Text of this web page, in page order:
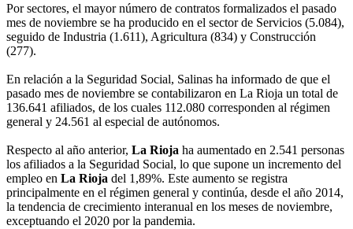
Por sectores, el mayor número de contratos formalizados el pasado
mes de noviembre se ha producido en el sector de Servicios (5.084),
seguido de Industria (1.611), Agricultura (834) y Construcción
(277).
En relación a la Seguridad Social, Salinas ha informado de que el
pasado mes de noviembre se contabilizaron en La Rioja un total de
136.641 afiliados, de los cuales 112.080 corresponden al régimen
general y 24.561 al especial de autónomos.
Respecto al año anterior, La Rioja ha aumentado en 2.541 personas
los afiliados a la Seguridad Social, lo que supone un incremento del
empleo en La Rioja del 1,89%. Este aumento se registra
principalmente en el régimen general y continúa, desde el año 2014,
la tendencia de crecimiento interanual en los meses de noviembre,
exceptuando el 2020 por la pandemia.